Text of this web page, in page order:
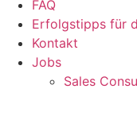
FAQ
Erfolgstipps für
Kontakt
Jobs
Sales